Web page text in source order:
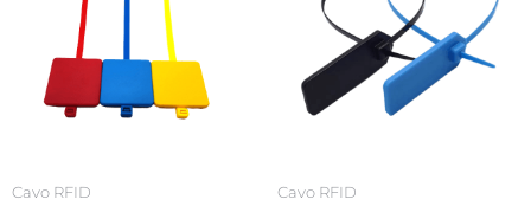
Cavo RFID Cavo RFID